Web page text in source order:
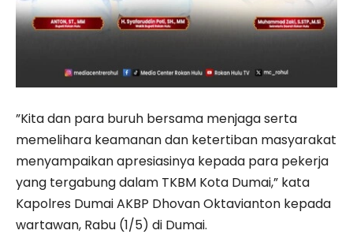
”Kita dan para buruh bersama menjaga serta
memelihara keamanan dan ketertiban masyarakat
menyampaikan apresiasinya kepada para pekerja
yang tergabung dalam TKBM Kota Dumai,” kata
Kapolres Dumai AKBP Dhovan Oktavianton kepada
wartawan, Rabu (1/5) di Dumai.